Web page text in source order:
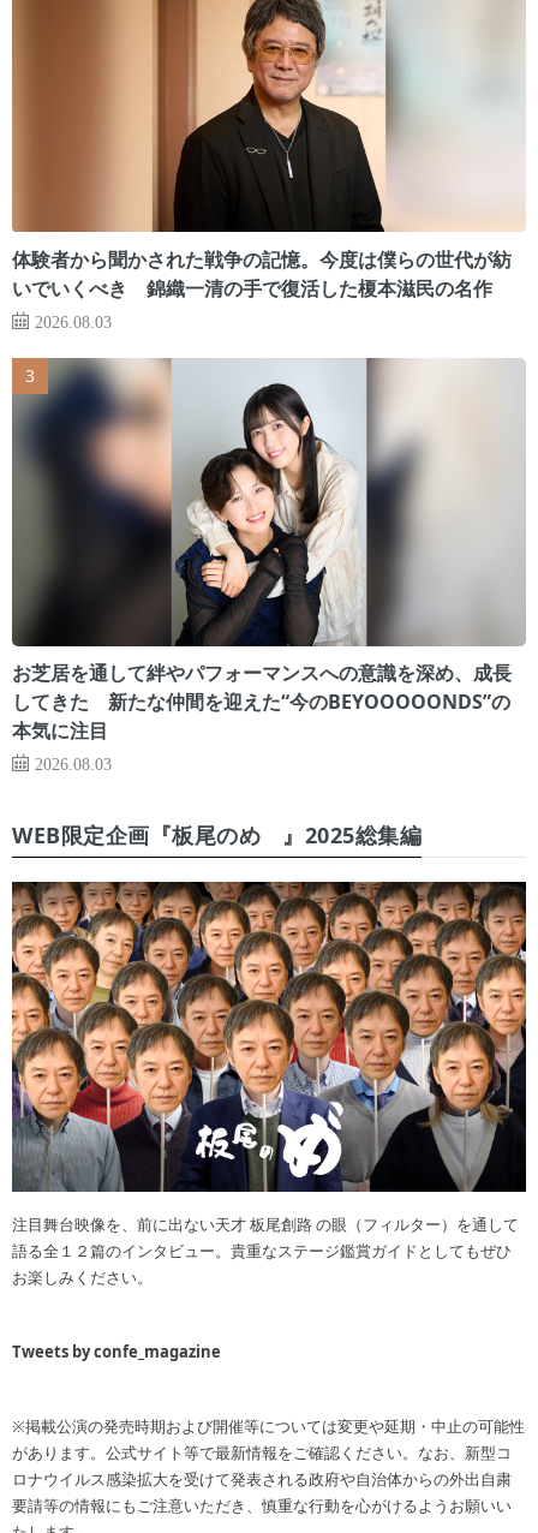
体験者から聞かされた戦争の記憶。今度は僕らの世代が紡
いでいくべき 錦織一清の手で復活した榎本滋民の名作
2026.08.03
お芝居を通して絆やパフォーマンスへの意識を深め、成長
してきた 新たな仲間を迎えた“今のBEYOOOOONDS”の
本気に注目
2026.08.03
WEB限定企画『板尾のめ゙』2025総集編
注目舞台映像を、前に出ない天才 板尾創路 の眼（フィルター）を通して
語る全１２篇のインタビュー。貴重なステージ鑑賞ガイドとしてもぜひ
お楽しみください。
Tweets by confe_magazine
※掲載公演の発売時期および開催等については変更や延期・中止の可能性
があります。公式サイト等で最新情報をご確認ください。なお、新型コ
ロナウイルス感染拡大を受けて発表される政府や自治体からの外出自粛
要請等の情報にもご注意いただき、慎重な行動を心がけるようお願いい